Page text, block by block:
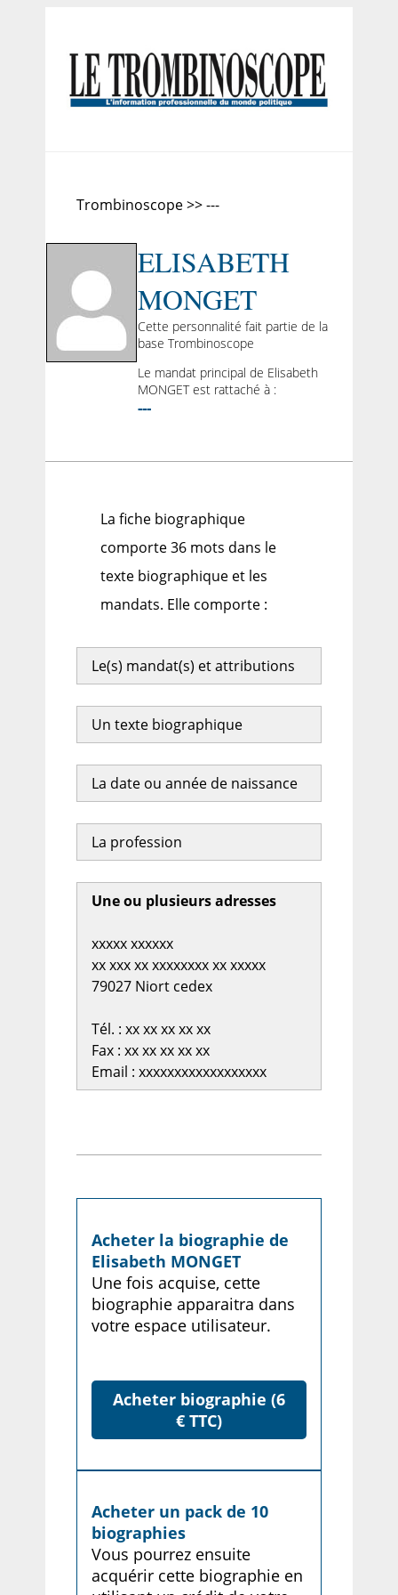
Trombinoscope >> ---
ELISABETH
MONGET
Cette personnalité fait partie de la
base Trombinoscope
Le mandat principal de Elisabeth
MONGET est rattaché à :
---
La fiche biographique
comporte 36 mots dans le
texte biographique et les
mandats. Elle comporte :
Le(s) mandat(s) et attributions
Un texte biographique
La date ou année de naissance
La profession
Une ou plusieurs adresses
xxxxx xxxxxx
xx xxx xx xxxxxxxx xx xxxxx
79027 Niort cedex
Tél. : xx xx xx xx xx
Fax : xx xx xx xx xx
Email : xxxxxxxxxxxxxxxxxx
Acheter la biographie de
Elisabeth MONGET
Une fois acquise, cette
biographie apparaitra dans
votre espace utilisateur.
Acheter biographie (6
€ TTC)
Acheter un pack de 10
biographies
Vous pourrez ensuite
acquérir cette biographie en